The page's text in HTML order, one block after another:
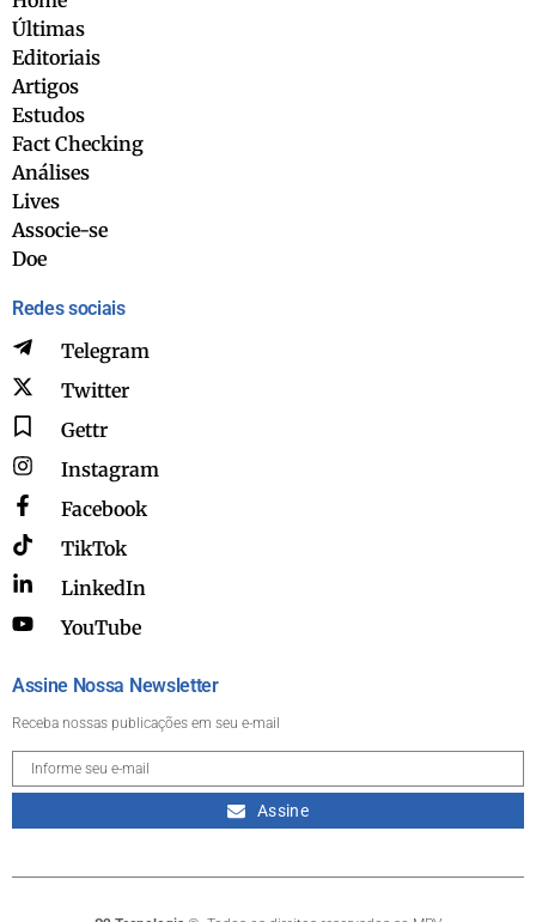
Últimas
Editoriais
Artigos
Estudos
Fact Checking
Análises
Lives
Associe-se
Doe
Redes sociais
Telegram
Twitter
Gettr
Instagram
Facebook
TikTok
LinkedIn
YouTube
Assine Nossa Newsletter
Receba nossas publicações em seu e-mail
Assine